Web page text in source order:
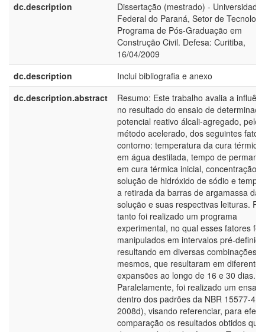
dc.description
Dissertação (mestrado) - Universidade
Federal do Paraná, Setor de
Programa de Pós-Graduação em
Construção Civil. Defesa: Curitiba,
16/04/2009
dc.description
Inclui bibliografia e anexo
dc.description.abstract
Resumo: Este trabalho avalia a
no resultado do ensaio de
potencial reativo álcali-agregado, pelo
método acelerado, dos seguintes
contorno: temperatura da cura térmica
em água destilada, tempo de
em cura térmica inicial, concentração
solução de hidróxido de sódio e tempo
a retirada da barras de argamassa da
solução e suas respectivas leituras.
tanto foi realizado um programa
experimental, no qual esses fatores
manipulados em intervalos pré-
resultando em diversas combinações
mesmos, que resultaram em diferentes
expansões ao longo de 16 e 30 dias.
Paralelamente, foi realizado um ensaio
dentro dos padrões da NBR 15577-4
2008d), visando referenciar, para
comparação os resultados obtidos